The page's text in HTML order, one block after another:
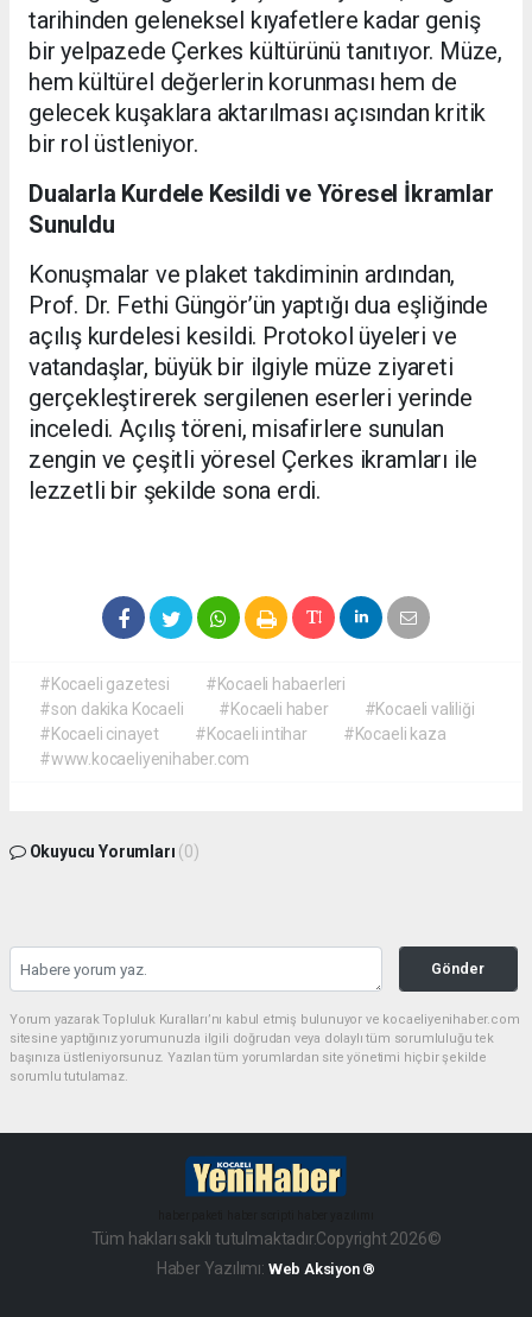
tarihinden geleneksel kıyafetlere kadar geniş
bir yelpazede Çerkes kültürünü tanıtıyor. Müze,
hem kültürel değerlerin korunması hem de
gelecek kuşaklara aktarılması açısından kritik
bir rol üstleniyor.
Dualarla Kurdele Kesildi ve Yöresel İkramlar
Sunuldu
Konuşmalar ve plaket takdiminin ardından,
Prof. Dr. Fethi Güngör’ün yaptığı dua eşliğinde
açılış kurdelesi kesildi. Protokol üyeleri ve
vatandaşlar, büyük bir ilgiyle müze ziyareti
gerçekleştirerek sergilenen eserleri yerinde
inceledi. Açılış töreni, misafirlere sunulan
zengin ve çeşitli yöresel Çerkes ikramları ile
lezzetli bir şekilde sona erdi.
#Kocaeli gazetesi
#Kocaeli habaerleri
#son dakika Kocaeli
#Kocaeli haber
#Kocaeli valiliği
#Kocaeli cinayet
#Kocaeli intihar
#Kocaeli kaza
#www.kocaeliyenihaber.com
Okuyucu Yorumları (0)
Gönder
Yorum yazarak Topluluk Kuralları’nı kabul etmiş bulunuyor ve kocaeliyenihaber.com
sitesine yaptığınız yorumunuzla ilgili doğrudan veya dolaylı tüm sorumluluğu tek
başınıza üstleniyorsunuz. Yazılan tüm yorumlardan site yönetimi hiçbir şekilde
sorumlu tutulamaz.
Tüm hakları saklı tutulmaktadır.Copyright 2026©
Haber Yazılımı: Web Aksiyon ®